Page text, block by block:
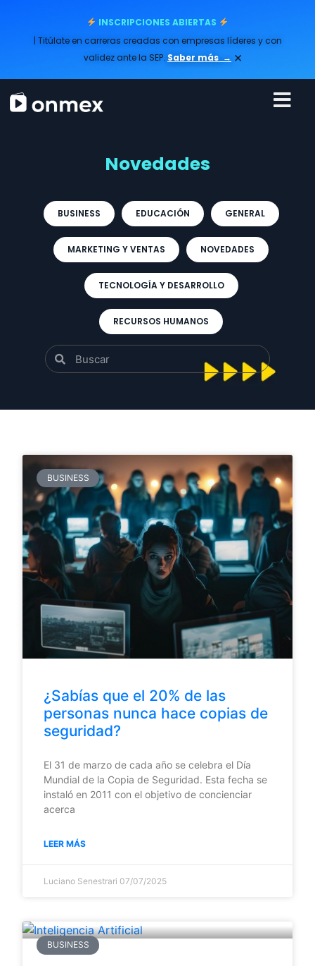
INSCRIPCIONES ABIERTAS
| Titúlate en carreras creadas con empresas líderes y con
validez ante la SEP. Saber más → ×
Novedades
BUSINESS EDUCACIÓN GENERAL
MARKETING Y VENTAS NOVEDADES
TECNOLOGÍA Y DESARROLLO
RECURSOS HUMANOS
BUSINESS
¿Sabías que el 20% de las
personas nunca hace copias de
seguridad?
El 31 de marzo de cada año se celebra el Día
Mundial de la Copia de Seguridad. Esta fecha se
instaló en 2011 con el objetivo de concienciar
acerca
LEER MÁS
Luciano Senestrari 07/07/2025
BUSINESS